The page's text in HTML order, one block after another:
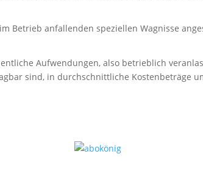
Betrieb anfallenden speziellen Wagnisse
Aufwendungen, also betrieblich
sind, in durchschnittliche Kostenbeträge